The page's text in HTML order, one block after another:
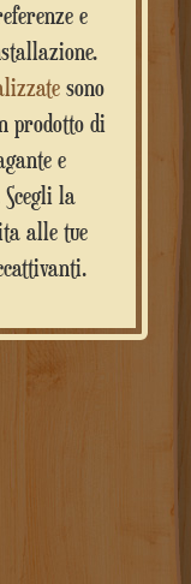
e
sono
prodotto di
e
la
alle tue